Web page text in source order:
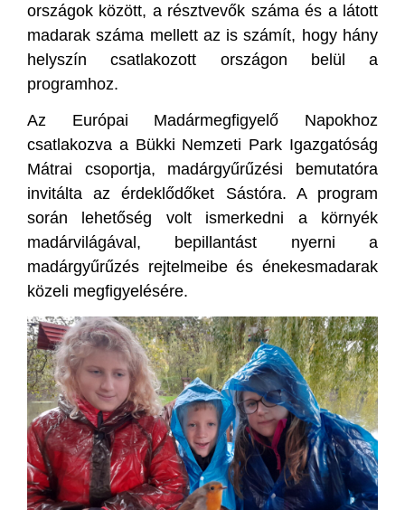
országok között, a résztvevők száma és a látott
madarak száma mellett az is számít, hogy hány
helyszín csatlakozott országon belül a
programhoz.
Az Európai Madármegfigyelő Napokhoz
csatlakozva a Bükki Nemzeti Park Igazgatóság
Mátrai csoportja, madárgyűrűzési bemutatóra
invitálta az érdeklődőket Sástóra. A program
során lehetőség volt ismerkedni a környék
madárvilágával, bepillantást nyerni a
madárgyűrűzés rejtelmeibe és énekesmadarak
közeli megfigyelésére.